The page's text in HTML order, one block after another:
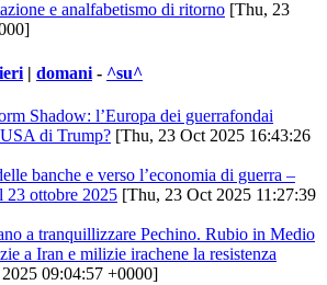
e analfabetismo di ritorno [Thu, 23
ieri | domani - ^su^
Shadow: l’Europa dei guerrafondai
di Trump? [Thu, 23 Oct 2025 16:43:26
banche e verso l’economia di guerra –
23 ottobre 2025 [Thu, 23 Oct 2025 11:27:39
a tranquillizzare Pechino. Rubio in Medio
a Iran e milizie irachene la resistenza
09:04:57 +0000]